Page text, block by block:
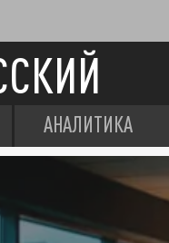
АНАЛИТИКА